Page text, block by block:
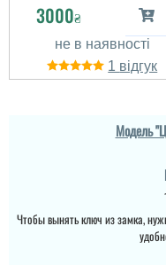
3000₴
1
Модель
Чтобы вынять ключ из замка,